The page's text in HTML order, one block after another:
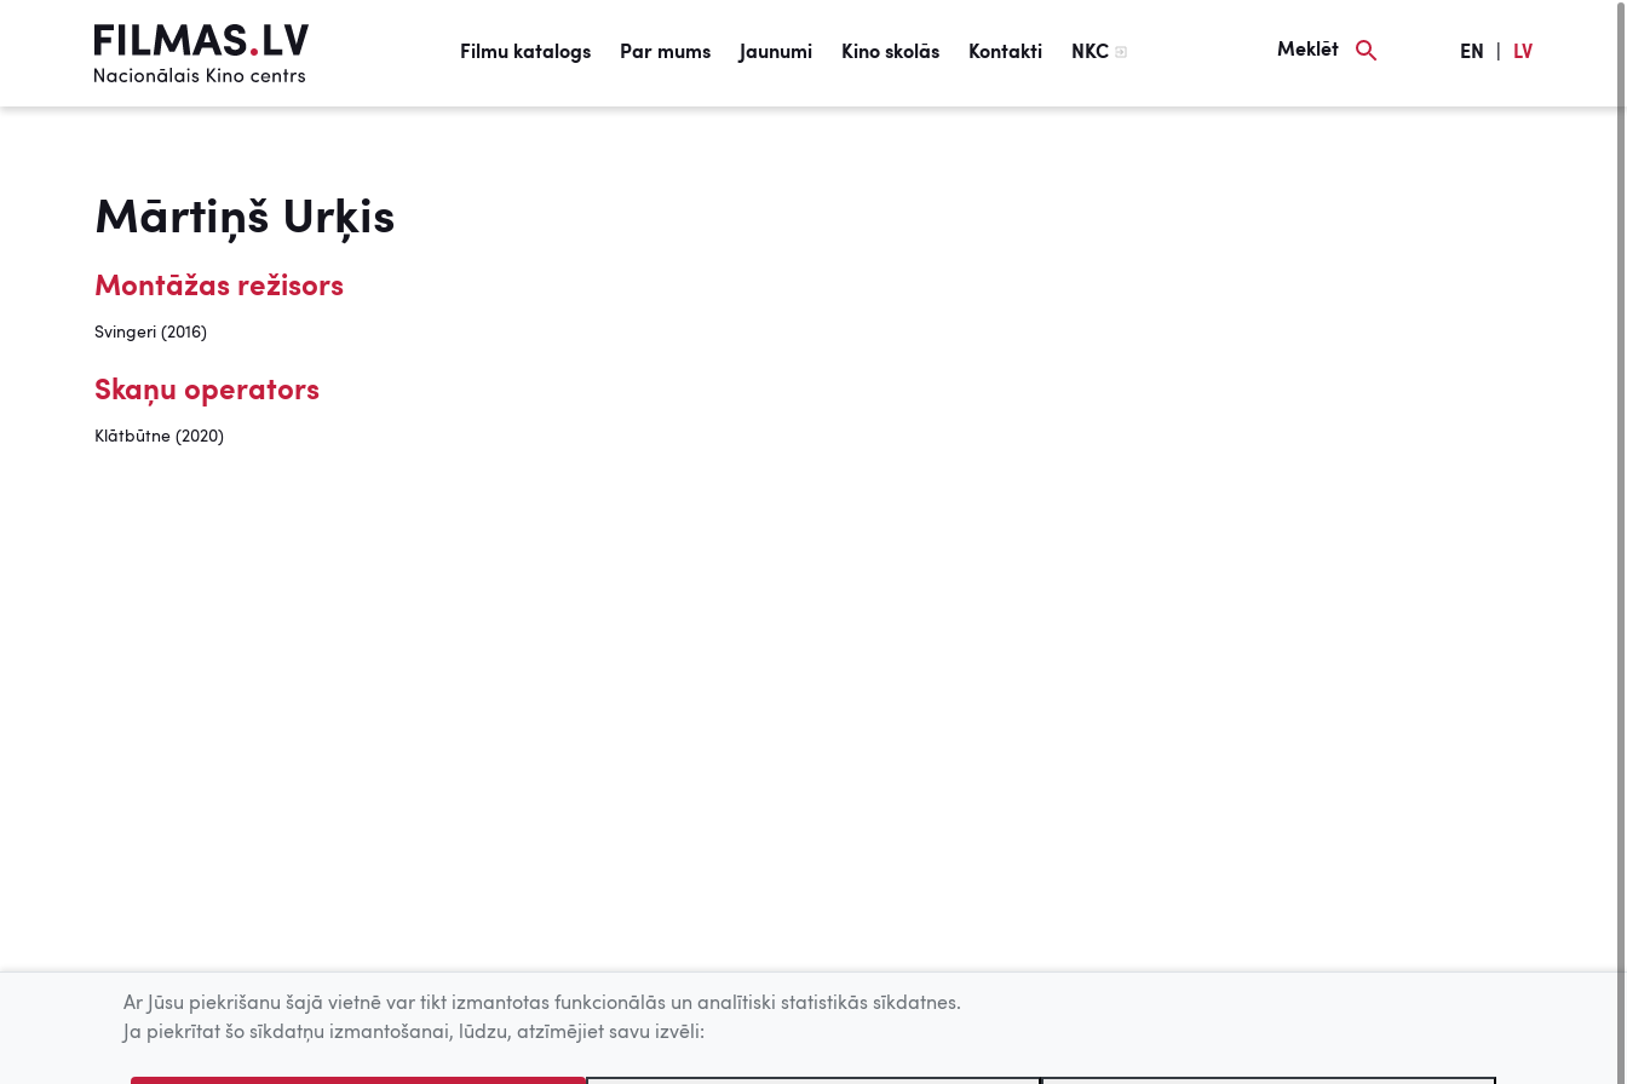
Filmu katalogs Par mums Jaunumi Kino skolās Kontakti NKC Meklēt EN LV
Mārtiņš Urķis
Montāžas režisors
Svingeri (2016)
Skaņu operators
Klātbūtne (2020)
Ar Jūsu piekrišanu šajā vietnē var tikt izmantotas funkcionālās un analītiski statistikās sīkdatnes.
Ja piekrītat šo sīkdatņu izmantošanai, lūdzu, atzīmējiet savu izvēli: